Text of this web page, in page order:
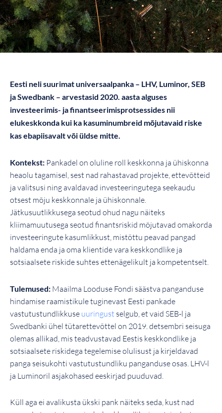
Eesti neli suurimat universaalpanka – LHV, Luminor, SEB
ja Swedbank – arvestasid 2020. aasta alguses
investeerimis- ja finantseerimisprotsessides nii
elukeskkonda kui ka kasuminumbreid mõjutavaid riske
kas ebapiisavalt või üldse mitte.
Kontekst: Pankadel on oluline roll keskkonna ja ühiskonna
heaolu tagamisel, sest nad rahastavad projekte, ettevõtteid
ja valitsusi ning avaldavad investeeringutega seekaudu
otsest mõju keskkonnale ja ühiskonnale.
Jätkusuutlikkusega seotud ohud nagu näiteks
kliimamuutusega seotud finantsriskid mõjutavad omakorda
investeeringute kasumlikkust, mistõttu peavad pangad
haldama enda ja oma klientide vara keskkondlike ja
sotsiaalsete riskide suhtes ettenägelikult ja kompetentselt.
Tulemused: Maailma Looduse Fondi säästva panganduse
hindamise raamistikule tuginevast Eesti pankade
vastutustundlikkuse uuringust selgub, et vaid SEB-l ja
Swedbanki ühel tütarettevõttel on 2019. detsembri seisuga
olemas allikad, mis teadvustavad Eestis keskkondlike ja
sotsiaalsete riskidega tegelemise olulisust ja kirjeldavad
panga seisukohti vastutustundliku panganduse osas. LHV-l
ja Luminoril asjakohased eeskirjad puuduvad.
Küll aga ei avalikusta ükski pank näiteks seda, kust nad